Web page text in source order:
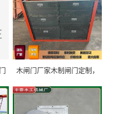
木闸门厂家木制闸门定制，
型号齐全